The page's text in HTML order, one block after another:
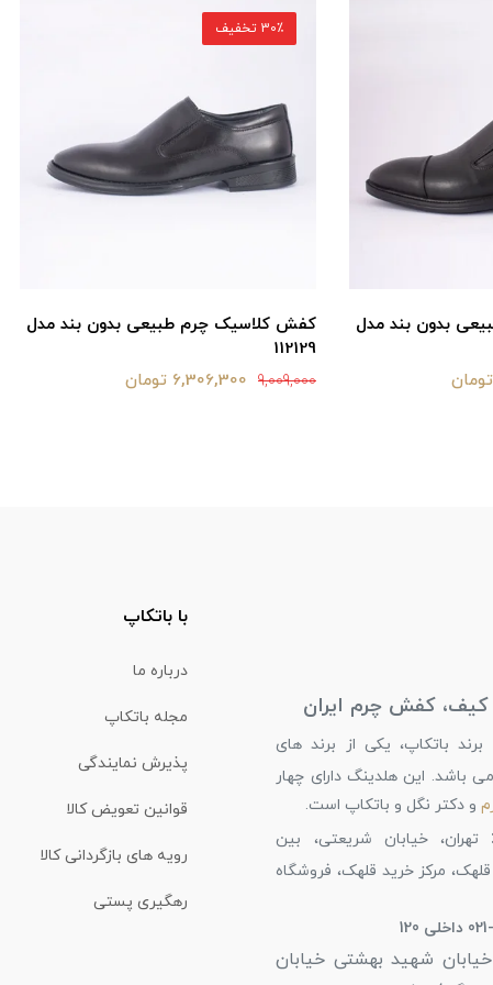
بدون بند مدل
کفش کلاسیک چرم طبیعی بدون بند مدل
112129
9,009,000 6,306,300 تومان
30٪ تخفیف
کیف، کفش چرم ایران
برند باتکاپ، یکی از برند های
باشد. این هلدینگ دارای چهار
و دکتر نگل و باتکاپ است.
تهران، خیابان شریعتی، بین
مرکز خرید قلهک، فروشگاه
شهید بهشتی خیابان
با باتکاپ
درباره ما
مجله باتکاپ
پذیرش نمایندگی
قوانین تعویض کالا
رویه های بازگردانی کالا
رهگیری پستی